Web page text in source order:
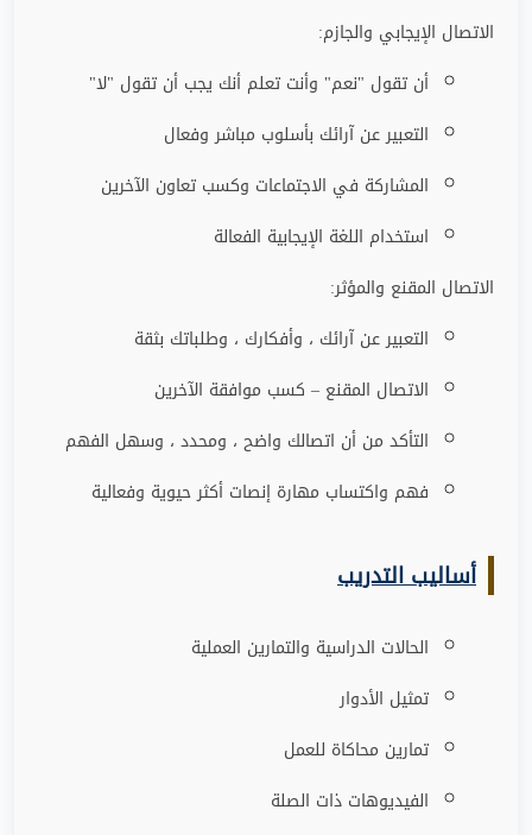
الاتصال الإيجابي والجازم:
أن تقول "نعم" وأنت تعلم أنك يجب أن تقول "لا"
التعبير عن آرائك بأسلوب مباشر وفعال
المشاركة في الاجتماعات وكسب تعاون الآخرين
استخدام اللغة الإيجابية الفعالة
الاتصال المقنع والمؤثر:
التعبير عن آرائك ، وأفكارك ، وطلباتك بثقة
الاتصال المقنع – كسب موافقة الآخرين
التأكد من أن اتصالك واضح ، ومحدد ، وسهل الفهم
فهم واكتساب مهارة إنصات أكثر حيوية وفعالية
أساليب التدريب
الحالات الدراسية والتمارين العملية
تمثيل الأدوار
تمارين محاكاة للعمل
الفيديوهات ذات الصلة